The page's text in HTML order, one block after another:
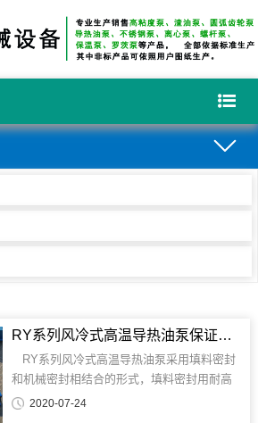
RY系列风冷式高温导热油泵保证了高温情况下的密封性能
RY系列风冷式高温导热油泵采用填料密封
和机械密封相结合的形式，填料密封用耐高
温的填料，具有良好的热态适应性，而机械
2020-07-24